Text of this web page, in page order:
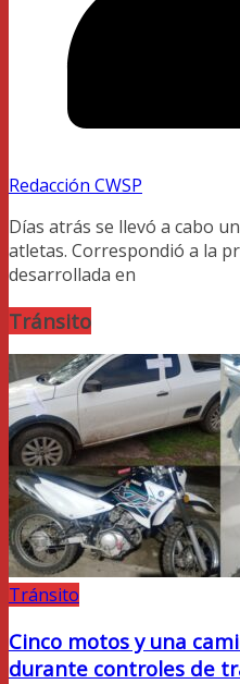
Redacción CWSP
Días atrás se llevó a cabo
atletas. Correspondió a la
desarrollada en
Tránsito
Tránsito
Cinco motos y una
durante controles de